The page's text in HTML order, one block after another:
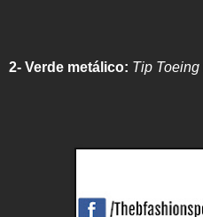
2- Verde metálico: Tip Toeing